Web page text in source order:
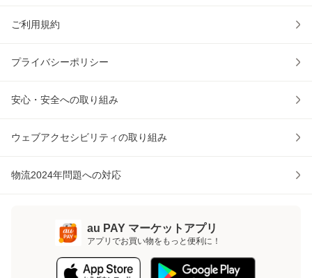
ご利用規約
プライバシーポリシー
安心・安全への取り組み
ウェブアクセシビリティの取り組み
物流2024年問題への対応
au PAY マーケットアプリ
アプリでお買い物をもっと便利に！